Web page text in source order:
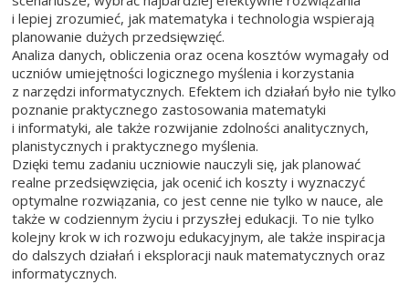
i lepiej zrozumieć, jak matematyka i technologia wspierają
planowanie dużych przedsięwzięć.
Analiza danych, obliczenia oraz ocena kosztów wymagały od
uczniów umiejętności logicznego myślenia i korzystania
z narzędzi informatycznych. Efektem ich działań było nie tylko
poznanie praktycznego zastosowania matematyki
i informatyki, ale także rozwijanie zdolności analitycznych,
planistycznych i praktycznego myślenia.
Dzięki temu zadaniu uczniowie nauczyli się, jak planować
realne przedsięwzięcia, jak ocenić ich koszty i wyznaczyć
optymalne rozwiązania, co jest cenne nie tylko w nauce, ale
także w codziennym życiu i przyszłej edukacji. To nie tylko
kolejny krok w ich rozwoju edukacyjnym, ale także inspiracja
do dalszych działań i eksploracji nauk matematycznych oraz
informatycznych.